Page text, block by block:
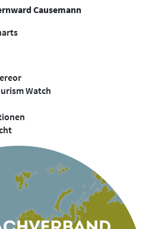
Causemann
Watch